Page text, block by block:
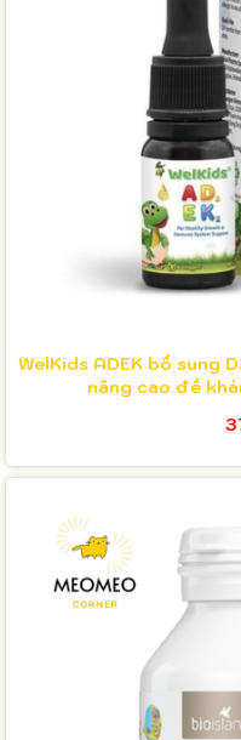
WelKids ADEK bổ sung
nâng cao đề